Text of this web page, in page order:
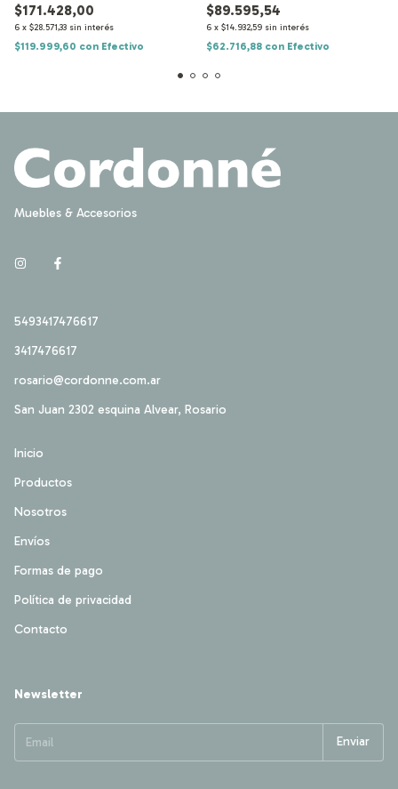
$171.428,00
6 x $28.571,33 sin interés
$119.999,60 con Efectivo
$89.595,54
6 x $14.932,59 sin interés
$62.716,88 con Efectivo
Muebles & Accesorios
5493417476617
3417476617
rosario@cordonne.com.ar
San Juan 2302 esquina Alvear, Rosario
Inicio
Productos
Nosotros
Envíos
Formas de pago
Política de privacidad
Contacto
Newsletter